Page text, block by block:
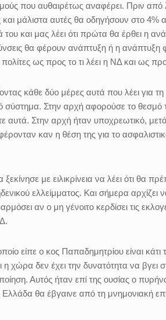
που αυθαιρέτως αναφέρει. Πριν από
μάλιστα αυτές θα οδηγήσουν στο 4%
του και μας λέει ότι πρώτα θα έρθει η
θα φέρουν ανάπτυξη ή η
ως προς το τι λέει η ΝΔ και ως
κάθε δύο μέρες αυτά που λέει για
σύστημα. Στην αρχή αφορούσε το θεσμό
Στην αρχή ήταν υποχρεωτικό,
καν η θέση της για το
με ειλικρίνεια να λέει ότι θα
ελλείμματος. Και σήμερα αρχίζει
αν ο μη γένοιτο κερδίσει τις
είπε ο κος Παπαδημητρίου είναι
χώρα δεν έχει την δυνατότητα να βγει
Αυτός ήταν επί της ουσίας ο
θα έβγαινε από τη μνημονιακή